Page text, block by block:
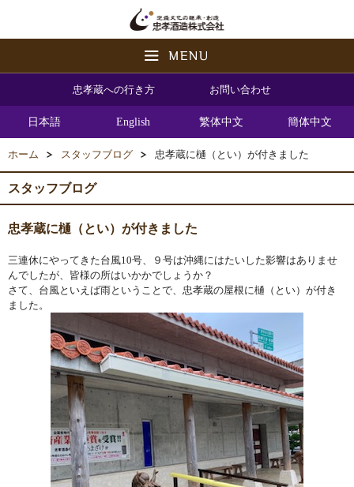
忠孝蔵への行き方 お問い合わせ
日本語 English 繁体中文 簡体中文
ホーム スタッフブログ 忠孝蔵に樋（とい）が付きました
スタッフブログ
忠孝蔵に樋（とい）が付きました
三連休にやってきた台風10号、９号は沖縄にはたいした影響はありませ
んでしたが、皆様の所はいかかでしょうか？
さて、台風といえば雨ということで、忠孝蔵の屋根に樋（とい）が付き
ました。